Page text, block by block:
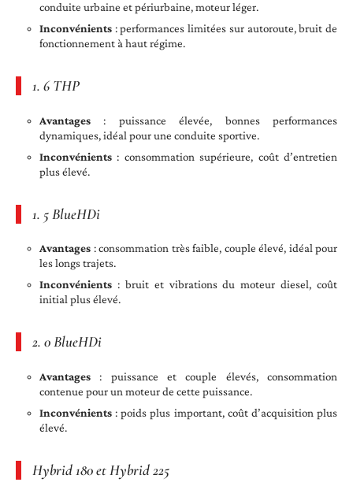
conduite urbaine et périurbaine, moteur léger.
Inconvénients : performances limitées sur autoroute, bruit de
fonctionnement à haut régime.
1. 6 THP
Avantages : puissance élevée, bonnes performances
dynamiques, idéal pour une conduite sportive.
Inconvénients : consommation supérieure, coût d’entretien
plus élevé.
1. 5 BlueHDi
Avantages : consommation très faible, couple élevé, idéal pour
les longs trajets.
Inconvénients : bruit et vibrations du moteur diesel, coût
initial plus élevé.
2. 0 BlueHDi
Avantages : puissance et couple élevés, consommation
contenue pour un moteur de cette puissance.
Inconvénients : poids plus important, coût d’acquisition plus
élevé.
Hybrid 180 et Hybrid 225